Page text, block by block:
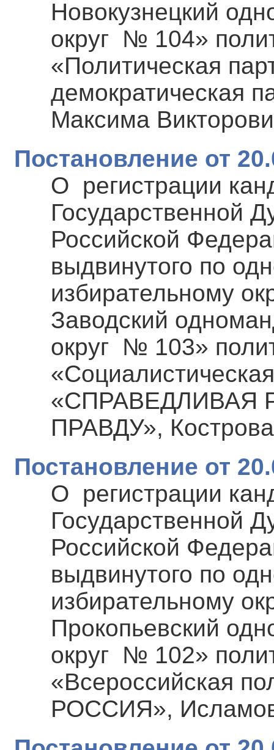
Новокузнецкий
округ № 104»
«Политическая
демократическая
Максима
Постановление от
О регистрации
Государственной
Российской
выдвинутого по
избирательному
Заводский
округ № 103»
«СПРАВЕДЛИВАЯ
ПРАВДУ»,
Постановление от
О регистрации
Государственной
Российской
выдвинутого по
избирательному
Прокопьевский
округ № 102»
«Всероссийская
РОССИЯ»,